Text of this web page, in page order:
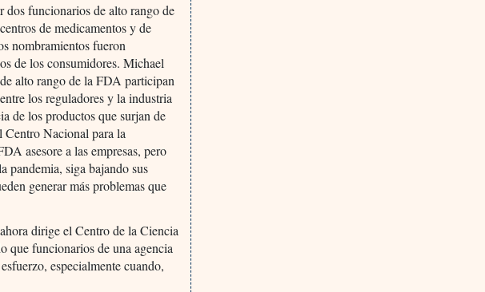
dos funcionarios de alto rango de
de medicamentos y de
nombramientos fueron
de los consumidores. Michael
alto rango de la FDA participan
los reguladores y la industria
de los productos que surjan de
Centro Nacional para la
asesore a las empresas, pero
pandemia, siga bajando sus
generar más problemas que
dirige el Centro de la Ciencia
que funcionarios de una agencia
especialmente cuando,